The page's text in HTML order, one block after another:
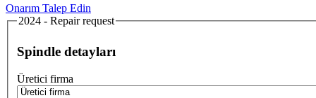
Onarım Talep Edin
2024 - Repair request
Spindle detayları
Üretici firma